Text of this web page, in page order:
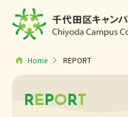
Home REPORT
REPORT